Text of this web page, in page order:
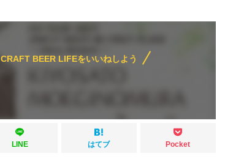
CRAFT BEER LIFEをいいねしよう
LINE はてブ Pocket